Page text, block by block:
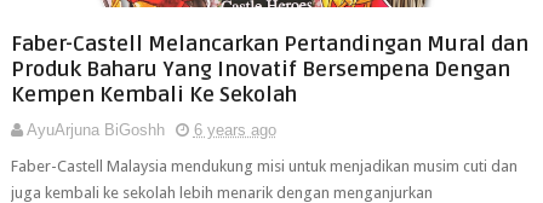
Faber-Castell Melancarkan Pertandingan Mural dan
Produk Baharu Yang Inovatif Bersempena Dengan
Kempen Kembali Ke Sekolah
AyuArjuna BiGoshh
6 years ago
Faber-Castell Malaysia mendukung misi untuk menjadikan musim cuti dan
juga kembali ke sekolah lebih menarik dengan menganjurkan